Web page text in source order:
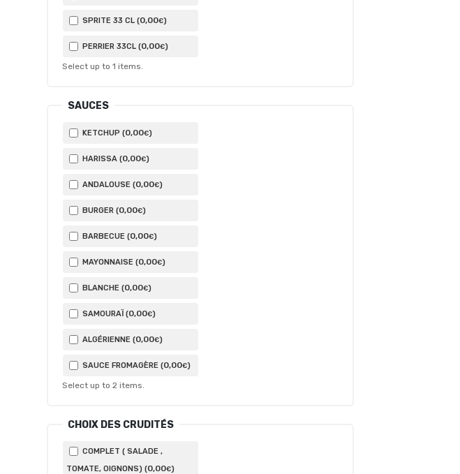
SPRITE 33 CL (0,00€)
PERRIER 33CL (0,00€)
Select up to 1 items.
SAUCES
KETCHUP (0,00€)
HARISSA (0,00€)
ANDALOUSE (0,00€)
BURGER (0,00€)
BARBECUE (0,00€)
MAYONNAISE (0,00€)
BLANCHE (0,00€)
SAMOURAÏ (0,00€)
ALGÉRIENNE (0,00€)
SAUCE FROMAGÈRE (0,00€)
Select up to 2 items.
CHOIX DES CRUDITÉS
COMPLET ( SALADE ,
TOMATE, OIGNONS) (0,00€)